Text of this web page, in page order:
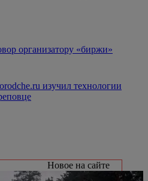
организатору «биржи»
изучил технологии
Новое на сайте